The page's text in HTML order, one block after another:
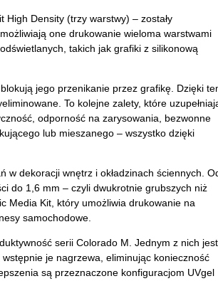
Density (trzy warstwy) – zostały
one drukowanie wieloma warstwami
takich jak grafiki z silikonową
jego przenikanie przez grafikę. Dzięki
To kolejne zalety, które
odporność na zarysowania, bezwonne
lub mieszanego – wszystko dzięki
w dekoracji wnętrz i okładzinach ściennych.
do 1,6 mm – czyli dwukrotnie grubszych niż
Media Kit, który umożliwia drukowanie na
samochodowe.
serii Colorado M. Jednym z nich jest
je nagrzewa, eliminując konieczność
są przeznaczone konfiguracjom UVgel